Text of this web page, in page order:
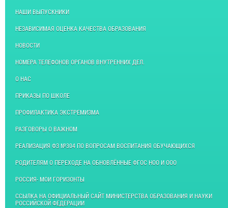
НАШИ ВЫПУСКНИКИ
НЕЗАВИСИМАЯ ОЦЕНКА КАЧЕСТВА ОБРАЗОВАНИЯ
НОВОСТИ
НОМЕРА ТЕЛЕФОНОВ ОРГАНОВ ВНУТРЕННИХ ДЕЛ.
О НАС
ПРИКАЗЫ ПО ШКОЛЕ
ПРОФИЛАКТИКА ЭКСТРЕМИЗМА
РАЗГОВОРЫ О ВАЖНОМ
РЕАЛИЗАЦИЯ ФЗ №304 ПО ВОПРОСАМ ВОСПИТАНИЯ ОБУЧАЮЩИХСЯ
РОДИТЕЛЯМ О ПЕРЕХОДЕ НА ОБНОВЛЁННЫЕ ФГОС НОО И ООО
РОССИЯ- МОИ ГОРИЗОНТЫ
ССЫЛКА НА ОФИЦИАЛЬНЫЙ САЙТ МИНИСТЕРСТВА ОБРАЗОВАНИЯ И НАУКИ
РОССИЙСКОЙ ФЕДЕРАЦИИ